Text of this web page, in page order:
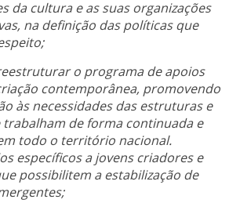
da cultura e as suas organizações
na definição das políticas que
o programa de apoios
contemporânea, promovendo
às necessidades das estruturas e
de forma continuada e
todo o território nacional.
específicos a jovens criadores e
possibilitem a estabilização de